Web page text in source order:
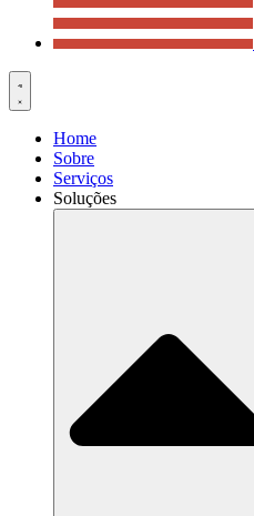
Home
Sobre
Serviços
Soluções